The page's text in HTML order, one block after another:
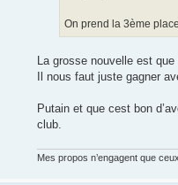
On prend la 3ème
La grosse nouvelle est
Il nous faut juste gagner
Putain et que cest bon
club.
Mes propos n’engagent que